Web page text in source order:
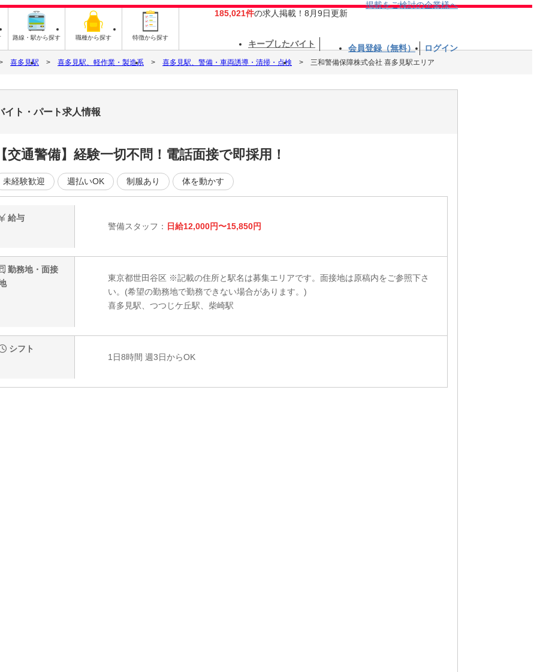
路線・駅から探す 職種から探す 特徴から探す
185,021件の求人掲載！8月9日更新
掲載をご検討の企業様へ
キープしたバイト 会員登録（無料） ログイン
喜多見駅 喜多見駅、軽作業・製造系 喜多見駅、警備・車両誘導・清掃・点検 三和警備保障株式会社 喜多見駅エリア
イト・パート求人情報
通警備】経験一切不問！電話面接で即採用！
未経験歓迎 週払いOK 制服あり 体を動かす
給与
警備スタッフ： 日給12,000円〜15,850円
勤務地・面接
東京都世田谷区 ※記載の住所と駅名は募集エリアです。面接地は原稿内をご参照下さ
い。(希望の勤務地で勤務できない場合があります。)
喜多見駅、つつじケ丘駅、柴崎駅
シフト
1日8時間 週3日からOK